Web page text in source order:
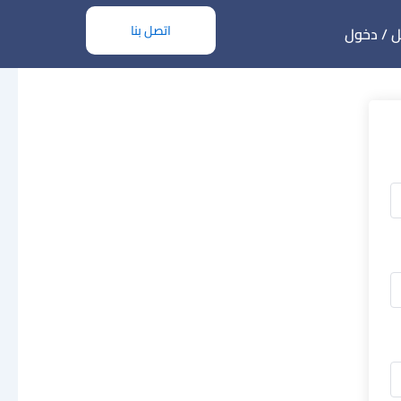
/ دخول اتصل بنا